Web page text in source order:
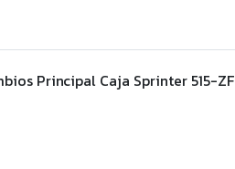
Principal Caja Sprinter 515-ZF